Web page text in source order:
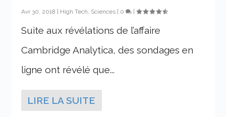
Avr 30, 2018 | High Tech, Sciences | 0 |
Suite aux révélations de l’affaire
Cambridge Analytica, des sondages en
ligne ont révélé que...
LIRE LA SUITE